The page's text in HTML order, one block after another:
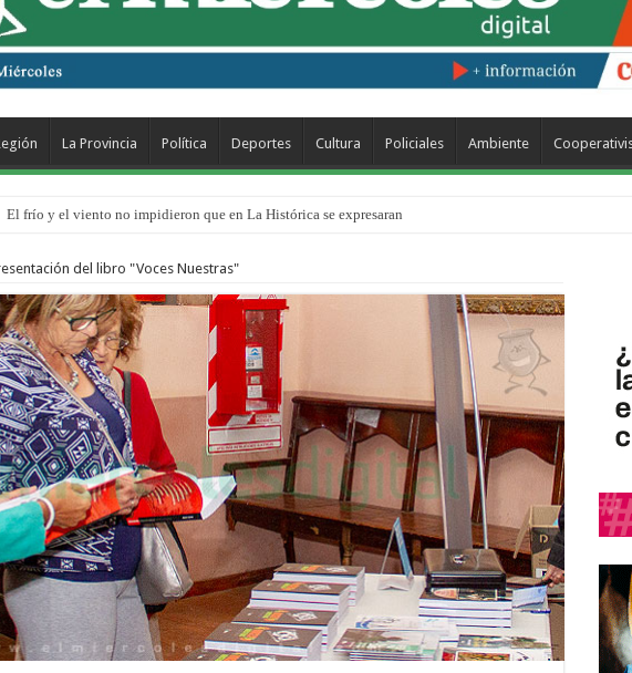
La Provincia Política Deportes Cultura Policiales Ambiente
El frío y el viento no impidieron que en La Histórica se expresaran
OSER: Frigerio aseguró que mejoraron el servicio, redujeron el déficit en un 30% y anunció un
del libro "Voces Nuestras"